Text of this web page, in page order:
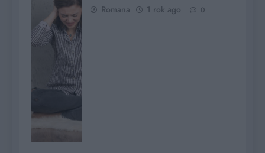
Romana 1 rok ago 0